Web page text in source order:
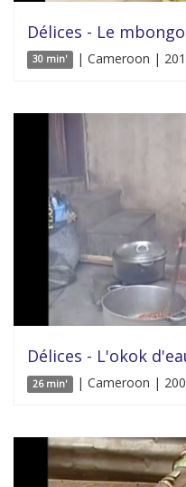
Délices - Le
30 min' | Cameroon |
Délices - L'okok
26 min' | Cameroon |